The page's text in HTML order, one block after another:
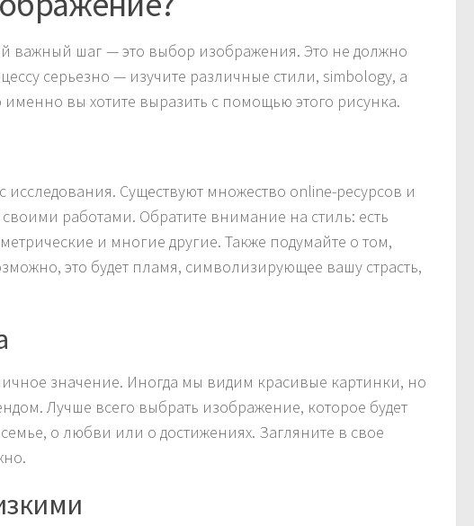
важный шаг — это выбор изображения. Это не должно
серьезно — изучите различные стили, simbology, а
именно вы хотите выразить с помощью этого рисунка.
Существуют множество online-ресурсов и
своими работами. Обратите внимание на стиль: есть
и многие другие. Также подумайте о том,
это будет пламя, символизирующее вашу страсть,
значение. Иногда мы видим красивые картинки, но
Лучше всего выбрать изображение, которое будет
о любви или о достижениях. Загляните в свое